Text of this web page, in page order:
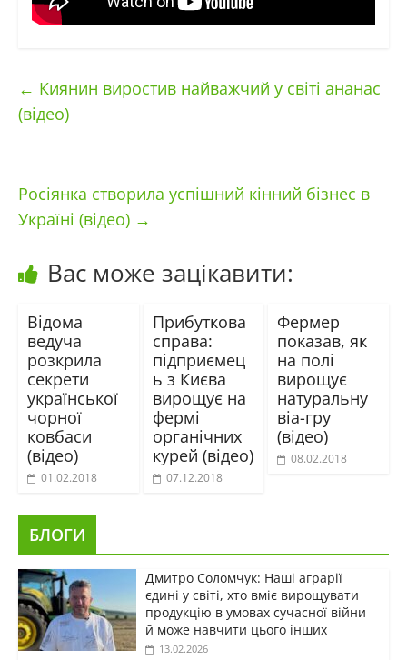
← Киянин виростив найважчий у світі ананас
(відео)
Росіянка створила успішний кінний бізнес в
Україні (відео) →
Вас може зацікавити:
Відома
ведуча
розкрила
секрети
української
чорної
ковбаси
(відео)
01.02.2018
Прибуткова
справа:
підприємец
ь з Києва
вирощує на
фермі
органічних
курей (відео)
07.12.2018
Фермер
показав, як
на полі
вирощує
натуральну
віа-гру
(відео)
08.02.2018
БЛОГИ
Дмитро Соломчук: Наші аграрії
єдині у світі, хто вміє вирощувати
продукцію в умовах сучасної війни
й може навчити цього інших
13.02.2026